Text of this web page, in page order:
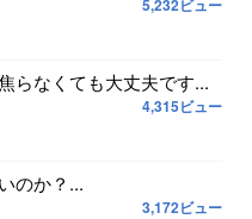
らなくても大丈夫です...
4,315ビュー
のか？...
3,172ビュー